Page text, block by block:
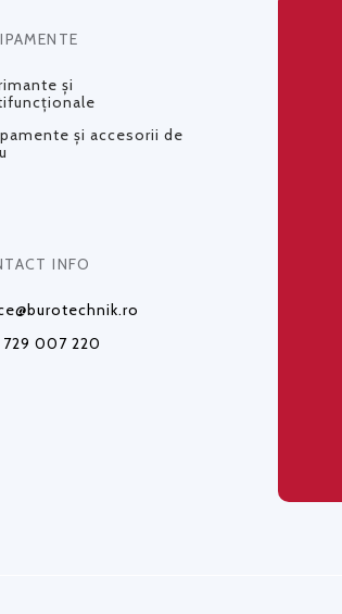
și
și accesorii de
INFO
007 220